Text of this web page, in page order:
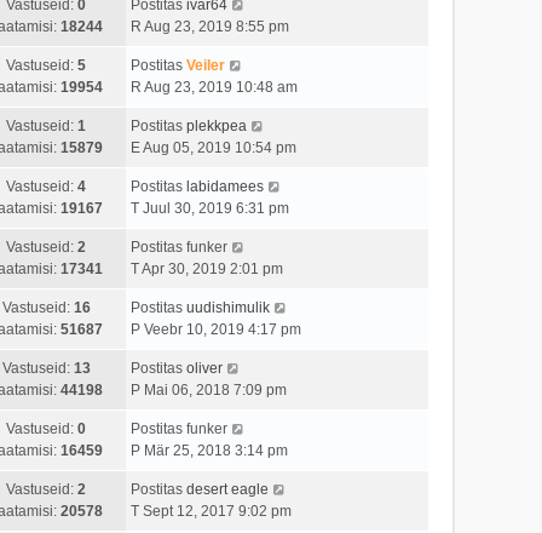
Vastuseid: 0
18244
Postitas ivar64
R Aug 23, 2019 8:55 pm
Vastuseid: 5
19954
Postitas Veiler
R Aug 23, 2019 10:48 am
Vastuseid: 1
15879
Postitas plekkpea
E Aug 05, 2019 10:54 pm
Vastuseid: 4
19167
Postitas labidamees
T Juul 30, 2019 6:31 pm
Vastuseid: 2
17341
Postitas funker
T Apr 30, 2019 2:01 pm
Vastuseid: 16
51687
Postitas uudishimulik
P Veebr 10, 2019 4:17 pm
Vastuseid: 13
44198
Postitas oliver
P Mai 06, 2018 7:09 pm
Vastuseid: 0
16459
Postitas funker
P Mär 25, 2018 3:14 pm
Vastuseid: 2
20578
Postitas desert eagle
T Sept 12, 2017 9:02 pm